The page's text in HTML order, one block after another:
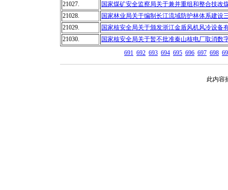
21027.
国家煤矿安全监察局关于兼并重组和整合技改
21028.
国家林业局关于编制长江流域防护林体系建设
21029.
国家核安全局关于颁发浙江金盾风机风冷设备
21030.
国家核安全局关于暂不批准秦山核电厂取消数
691 692 693 694 695 696 697 698
此内容